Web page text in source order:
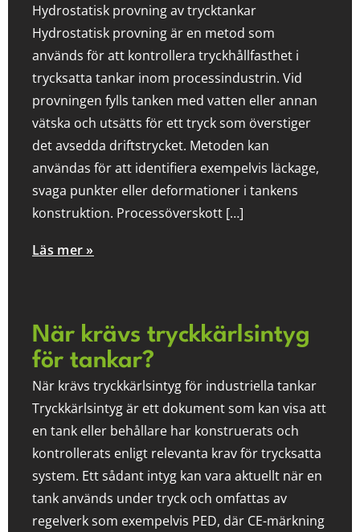
Hydrostatisk provning av trycktankar
Hydrostatisk provning är en metod som
används för att kontrollera tryckhållfasthet i
trycksatta tankar inom processindustrin. Vid
provningen fylls tanken med vatten eller annan
vätska och utsätts för ett tryck som överstiger
det avsedda driftstrycket. Metoden kan
användas för att identifiera exempelvis läckage,
svaga punkter eller deformationer i tankens
konstruktion. Processöverskott […]
Läs mer »
När krävs tryckkärlsintyg
för tankar?
När krävs tryckkärlsintyg för industriella tankar
Tryckkärlsintyg är ett dokument som kan visa att
en tank eller behållare har konstruerats och
kontrollerats enligt relevanta krav för trycksatta
system. Ett sådant intyg kan vara aktuellt när en
tank används under tryck och omfattas av
regelverk som exempelvis PED, där CE-märkning